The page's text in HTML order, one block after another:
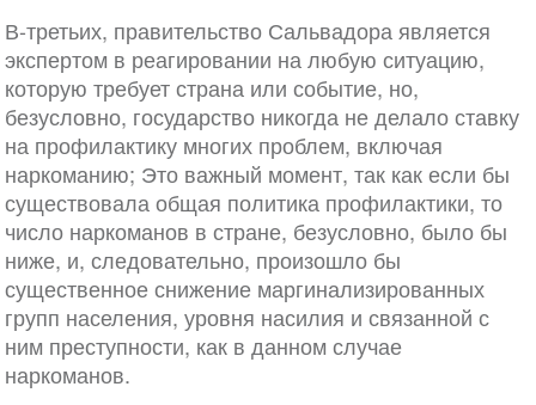
В-третьих, правительство Сальвадора является
экспертом в реагировании на любую ситуацию,
которую требует страна или событие, но,
безусловно, государство никогда не делало ставку
на профилактику многих проблем, включая
наркоманию; Это важный момент, так как если бы
существовала общая политика профилактики, то
число наркоманов в стране, безусловно, было бы
ниже, и, следовательно, произошло бы
существенное снижение маргинализированных
групп населения, уровня насилия и связанной с
ним преступности, как в данном случае
наркоманов.